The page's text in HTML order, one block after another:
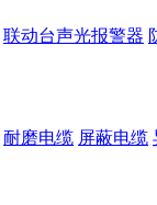
联动台声光报警器
耐磨电缆 屏蔽电缆